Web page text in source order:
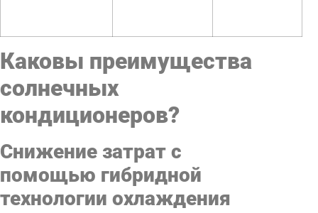
Каковы преимущества
солнечных
кондиционеров?
Снижение затрат с
помощью гибридной
технологии охлаждения